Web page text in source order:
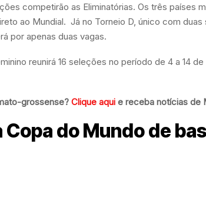
competirão as Eliminatórias. Os três países
ao Mundial. Já no Torneio D, único com
por apenas duas vagas.
reunirá 16 seleções no período de 4 a 14
grossense? Clique aqui e receba notícias de
do Mundo de